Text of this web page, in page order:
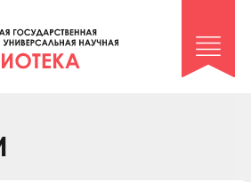
сельдерей»
архив»